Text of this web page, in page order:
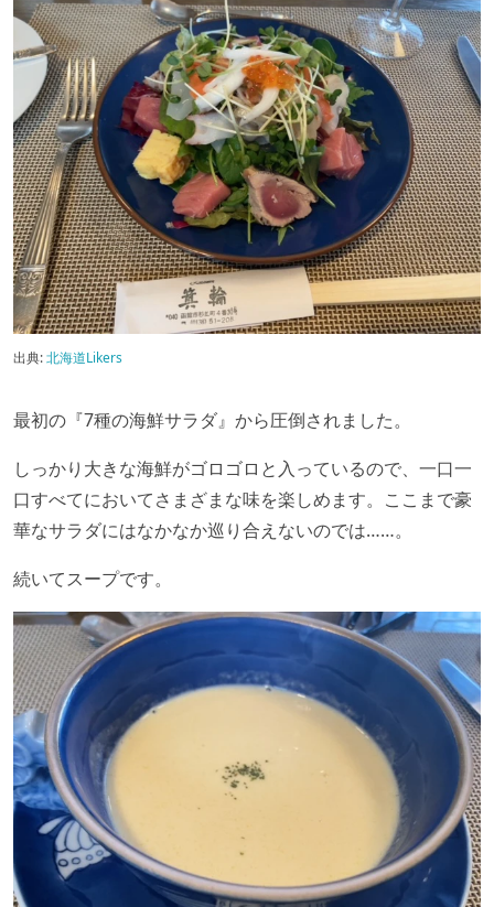
出典:北海道Likers
最初の『7種の海鮮サラダ』から圧倒されました。
しっかり大きな海鮮がゴロゴロと入っているので、一口一
口すべてにおいてさまざまな味を楽しめます。ここまで豪
華なサラダにはなかなか巡り合えないのでは……。
続いてスープです。